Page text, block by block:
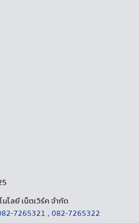
โลยี เน็ตเวิร์ค จำกัด
7265321 , 082-7265322